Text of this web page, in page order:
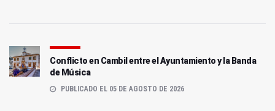
Conflicto en Cambil entre el Ayuntamiento y la Banda
de Música
PUBLICADO EL 05 DE AGOSTO DE 2026